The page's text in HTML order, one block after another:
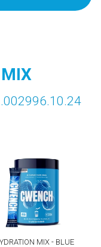
MIX - BLUE